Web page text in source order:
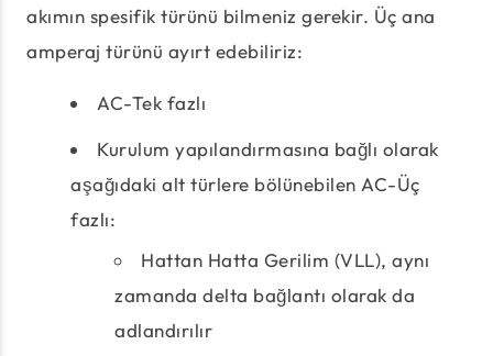
akımın spesifik türünü bilmeniz gerekir. Üç ana
amperaj türünü ayırt edebiliriz:
AC-Tek fazlı
Kurulum yapılandırmasına bağlı olarak
aşağıdaki alt türlere bölünebilen AC-Üç
fazlı:
Hattan Hatta Gerilim (VLL), aynı
zamanda delta bağlantı olarak da
adlandırılır